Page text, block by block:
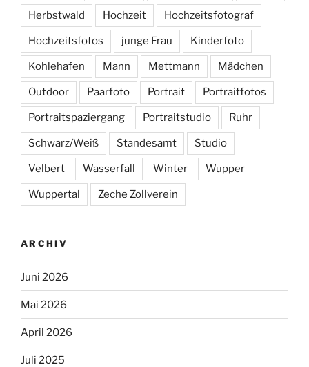
Herbstwald Hochzeit Hochzeitsfotograf
Hochzeitsfotos junge Frau Kinderfoto
Kohlehafen Mann Mettmann Mädchen
Outdoor Paarfoto Portrait Portraitfotos
Portraitspaziergang Portraitstudio Ruhr
Schwarz/Weiß Standesamt Studio
Velbert Wasserfall Winter Wupper
Wuppertal Zeche Zollverein
ARCHIV
Juni 2026
Mai 2026
April 2026
Juli 2025